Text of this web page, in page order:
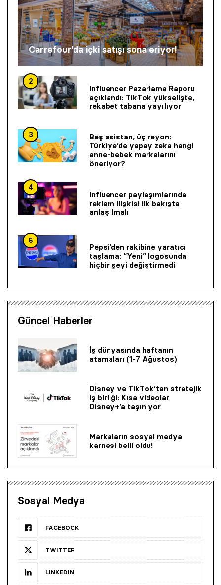
Carrefour’da içki satışı sona eriyor!
2
Influencer Pazarlama Raporu
açıklandı: TikTok yükselişte,
rekabet tabana yayılıyor
3
Beş asistan, üç reyon:
Türkiye’de yapay zeka hangi
anne-bebek markalarını
öneriyor?
4
Influencer paylaşımlarında
reklam ilişkisi ilk bakışta
anlaşılmalı
5
Pepsi’den rakibine yaratıcı
taşlama: “Yeni” logosunda
hiçbir şeyi değiştirmedi
Güncel Haberler
İş dünyasında haftanın
atamaları (1-7 Ağustos)
Disney ve TikTok’tan stratejik
iş birliği: Kısa videolar
Disney+’a taşınıyor
Markaların sosyal medya
karnesi belli oldu!
Sosyal Medya
FACEBOOK
TWITTER
LINKEDIN